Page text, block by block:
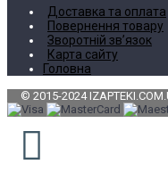
Доставка та оплата
Повернення товару
Зворотній зв’язок
Карта сайту
Головна
© 2015-2024